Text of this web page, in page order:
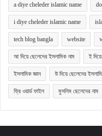
a diye cheleder islamic name
i diye cheleder islamic name
tech blog bangla website
আ দিয়ে ছেলেদের ইসলামিক নাম ই
ইসলামিক জ্ঞান উ দিয়ে ছেলেদের
ফ্রি ওয়ার্ড ফাইল মুসলিম ছেলেদের নাম